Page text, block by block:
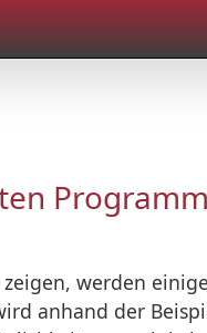
werden
anhand der